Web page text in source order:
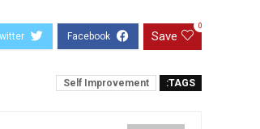
Save
0
TAGS:
Self Improvement